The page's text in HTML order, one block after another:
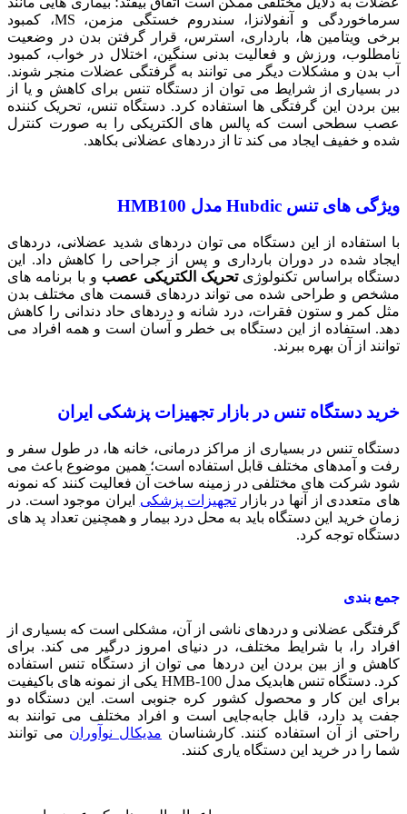
سرماخوردگی و آنفولانزا، سندروم خستگی مزمن، MS، کمبود
برخی ویتامین ها، بارداری، استرس، قرار گرفتن بدن در وضعیت
نامطلوب، ورزش و فعالیت بدنی سنگین، اختلال در خواب، کمبود
آب بدن و مشکلات دیگر می توانند به گرفتگی عضلات منجر شوند.
در بسیاری از شرایط می توان از دستگاه تنس برای کاهش و یا از
بین بردن این گرفتگی ها استفاده کرد. دستگاه تنس، تحریک کننده
عصب سطحی است که پالس های الکتریکی را به صورت کنترل
شده و خفیف ایجاد می کند تا از دردهای عضلانی بکاهد.
ویژگی های تنس Hubdic مدل HMB100
با استفاده از این دستگاه می توان دردهای شدید عضلانی، دردهای
ایجاد شده در دوران بارداری و پس از جراحی را کاهش داد. این
دستگاه براساس تکنولوژیتحریک الکتریکی عصب و با برنامه های
مشخص و طراحی شده می تواند دردهای قسمت های مختلف بدن
مثل کمر و ستون فقرات، درد شانه و دردهای حاد دندانی را کاهش
دهد. استفاده از این دستگاه بی خطر و آسان است و همه افراد می
توانند از آن بهره ببرند.
خرید دستگاه تنس در بازار تجهیزات پزشکی ایران
دستگاه تنس در بسیاری از مراکز درمانی، خانه ها، در طول سفر و
رفت و آمدهای مختلف قابل استفاده است؛ همین موضوع باعث می
شود شرکت های مختلفی در زمینه ساخت آن فعالیت کنند که نمونه
های متعددی از آنها در بازار تجهیزات پزشکی ایران موجود است. در
زمان خرید این دستگاه باید به محل درد بیمار و همچنین تعداد پد های
دستگاه توجه کرد.
جمع بندی
گرفتگی عضلانی و دردهای ناشی از آن، مشکلی است که بسیاری از
افراد را، با شرایط مختلف، در دنیای امروز درگیر می کند. برای
کاهش و از بین بردن این دردها می توان از دستگاه تنس استفاده
کرد. دستگاه تنس هابدیک مدل HMB-100 یکی از نمونه های باکیفیت
برای این کار و محصول کشور کره جنوبی است. این دستگاه دو
جفت پد دارد، قابل جابه‌جایی است و افراد مختلف می توانند به
راحتی از آن استفاده کنند. کارشناسان مدیکال نوآوران می توانند
شما را در خرید این دستگاه یاری کنند.